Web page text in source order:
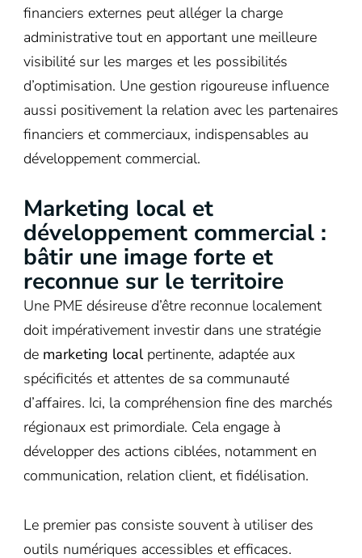
financiers externes peut alléger la charge
administrative tout en apportant une meilleure
visibilité sur les marges et les possibilités
d’optimisation. Une gestion rigoureuse influence
aussi positivement la relation avec les partenaires
financiers et commerciaux, indispensables au
développement commercial.
Marketing local et
développement commercial :
bâtir une image forte et
reconnue sur le territoire
Une PME désireuse d’être reconnue localement
doit impérativement investir dans une stratégie
de marketing localpertinente, adaptée aux
spécificités et attentes de sa communauté
d’affaires. Ici, la compréhension fine des marchés
régionaux est primordiale. Cela engage à
développer des actions ciblées, notamment en
communication, relation client, et fidélisation.
Le premier pas consiste souvent à utiliser des
outils numériques accessibles et efficaces.